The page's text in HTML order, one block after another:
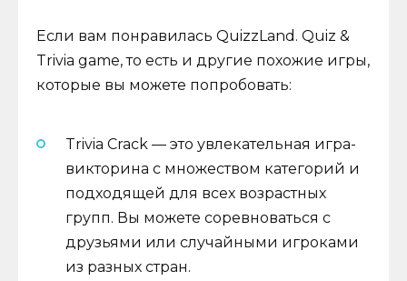
Если вам понравилась QuizzLand. Quiz &
Trivia game, то есть и другие похожие игры,
которые вы можете попробовать:
Trivia Crack — это увлекательная игра-
викторина с множеством категорий и
подходящей для всех возрастных
групп. Вы можете соревноваться с
друзьями или случайными игроками
из разных стран.